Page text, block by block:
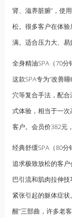
肾、滋养脏腑”，使
松。很多客户在体
满。适合压力大、易
全身精油SPA（70分
这款SPA专为“改善
穴等复合手法，配
式体验，相当于一
客户。会员价382元
经典舒缓SPA（80分
追求极致放松的客
巴引流和肌肉拉伸
紧张引起的躯体症
醒”三部曲，许多老